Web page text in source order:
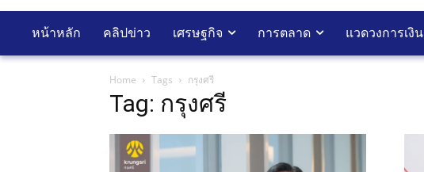
หน้าหลัก คลิปข่าว เศรษฐกิจ การตลาด แวดวงการเงิน
Home Tags กรุงศรี
Tag: กรุงศรี